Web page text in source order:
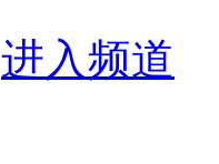
进入频道